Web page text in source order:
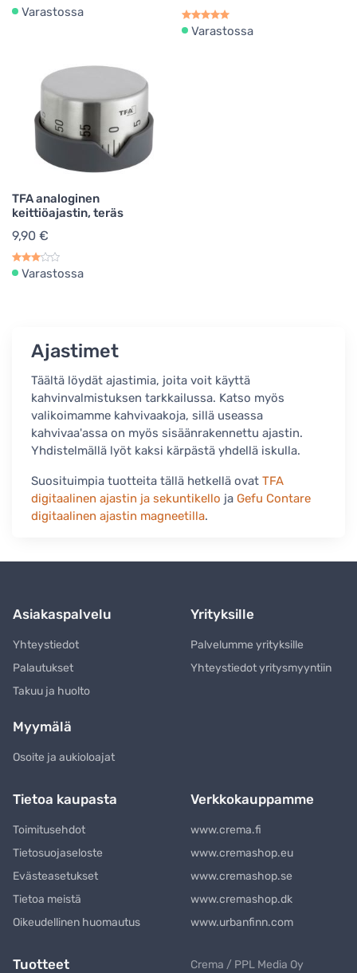
Varastossa
Varastossa
TFA analoginen
keittiöajastin, teräs
9,90 €
Varastossa
Ajastimet
Täältä löydät ajastimia, joita voit käyttä
kahvinvalmistuksen tarkkailussa. Katso myös
valikoimamme kahvivaakoja, sillä useassa
kahvivaa'assa on myös sisäänrakennettu ajastin.
Yhdistelmällä lyöt kaksi kärpästä yhdellä iskulla.
Suosituimpia tuotteita tällä hetkellä ovat TFA
digitaalinen ajastin ja sekuntikello ja Gefu Contare
digitaalinen ajastin magneetilla.
Asiakaspalvelu
Yhteystiedot
Palautukset
Takuu ja huolto
Yrityksille
Palvelumme yrityksille
Yhteystiedot yritysmyyntiin
Myymälä
Osoite ja aukioloajat
Tietoa kaupasta
Toimitusehdot
Tietosuojaseloste
Evästeasetukset
Tietoa meistä
Oikeudellinen huomautus
Verkkokauppamme
www.crema.fi
www.cremashop.eu
www.cremashop.se
www.cremashop.dk
www.urbanfinn.com
Tuotteet
Crema / PPL Media Oy